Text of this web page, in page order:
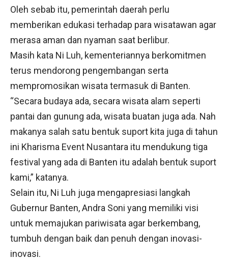
Oleh sebab itu, pemerintah daerah perlu
memberikan edukasi terhadap para wisatawan agar
merasa aman dan nyaman saat berlibur.
Masih kata Ni Luh, kementeriannya berkomitmen
terus mendorong pengembangan serta
mempromosikan wisata termasuk di Banten.
“Secara budaya ada, secara wisata alam seperti
pantai dan gunung ada, wisata buatan juga ada. Nah
makanya salah satu bentuk suport kita juga di tahun
ini Kharisma Event Nusantara itu mendukung tiga
festival yang ada di Banten itu adalah bentuk suport
kami,” katanya.
Selain itu, Ni Luh juga mengapresiasi langkah
Gubernur Banten, Andra Soni yang memiliki visi
untuk memajukan pariwisata agar berkembang,
tumbuh dengan baik dan penuh dengan inovasi-
inovasi.